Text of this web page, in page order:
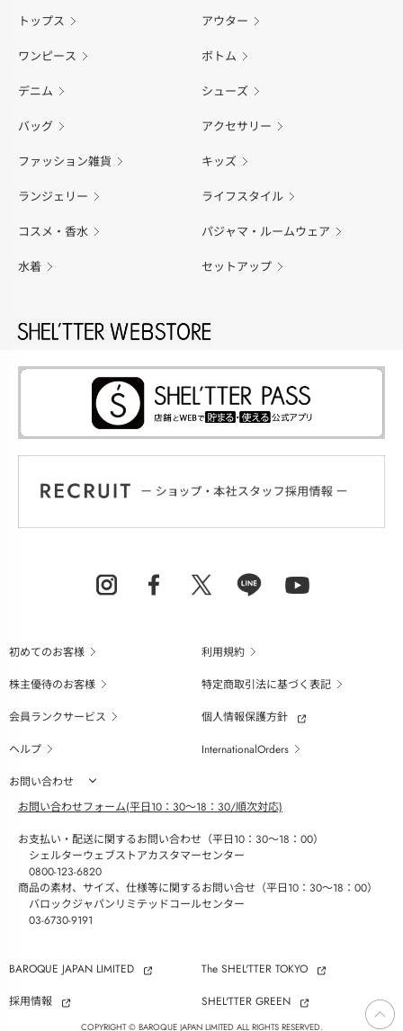
ページ
トップ
トップス アウター
ワンピース ボトム
デニム シューズ
バッグ アクセサリー
ファッション雑貨 キッズ
ランジェリー ライフスタイル
コスメ・香水 パジャマ・ルームウェア
水着 セットアップ
初めてのお客様
利用規約
株主優待のお客様
特定商取引法に基づく表記
会員ランクサービス
個人情報保護方針
ヘルプ
InternationalOrders
お問い合わせ
お問い合わせフォーム(平日10：30～18：30/順次対応)
お支払い・配送に関するお問い合わせ（平日10：30～18：00）
シェルターウェブストアカスタマーセンター
0800-123-6820
商品の素材、サイズ、仕様等に関するお問い合せ（平日10：30～18：00）
バロックジャパンリミテッドコールセンター
03-6730-9191
BAROQUE JAPAN LIMITED
The SHEL'TTER TOKYO
採用情報
SHEL'TTER GREEN
COPYRIGHT © BAROQUE JAPAN LIMITED ALL RIGHTS RESERVED.